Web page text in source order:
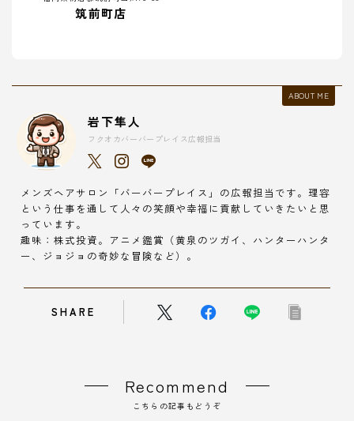
筑前町店
ABOUT ME
岩下隼人
フクオカバーバープレイス広報担当
メンズヘアサロン「バーバープレイス」の広報担当です。理容
という仕事を通して人々の笑顔や幸福に貢献していきたいと思
っています。
趣味：株式投資。アニメ鑑賞（黄泉のツガイ、ハンターハンタ
ー、ジョジョの奇妙な冒険など）。
SHARE
Recommend
こちらの記事もどうぞ